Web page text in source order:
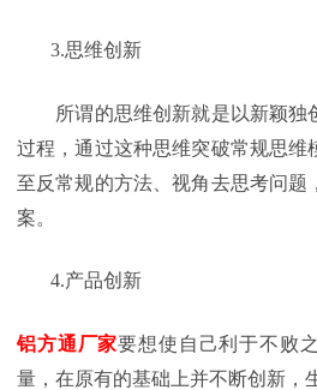
3.思维创新
所谓的思维创新就是以新颖独
过程，通过这种思维突破常规思维
至反常规的方法、视角去思考问题
案。
4.产品创新
铝方通厂家要想使自己利于不败
量，在原有的基础上并不断创新，